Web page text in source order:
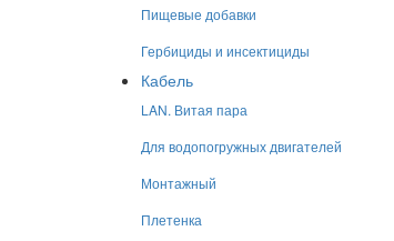
Пищевые добавки
Гербициды и инсектициды
Кабель
LAN. Витая пара
Для водопогружных двигателей
Монтажный
Плетенка